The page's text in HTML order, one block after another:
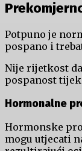
Potpuno je
pospano i
Nije rijetkost
pospanost
Hormonalne
Hormonske
mogu utjecati